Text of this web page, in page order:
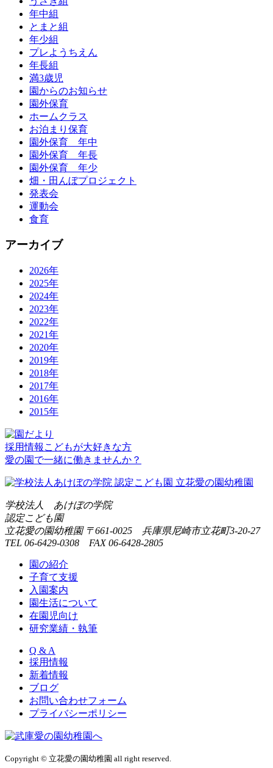
年中組
とまと組
年少組
プレようちえん
年長組
満3歳児
園からのお知らせ
園外保育
ホームクラス
お泊まり保育
園外保育 年中
園外保育 年長
園外保育 年少
畑・田んぼプロジェクト
発表会
運動会
食育
アーカイブ
2026年
2025年
2024年
2023年
2022年
2021年
2020年
2019年
2018年
2017年
2016年
2015年
採用情報 こどもが大好きな方
愛の園で一緒に働きませんか？
学校法人 あけぼの学院
認定こども園
立花愛の園幼稚園 〒661-0025 兵庫県尼崎市立花町3-20-27
TEL 06-6429-0308 FAX 06-6428-2805
園の紹介
子育て支援
入園案内
園生活について
在園児向け
研究業績・執筆
Q & A
採用情報
新着情報
ブログ
お問い合わせフォーム
プライバシーポリシー
Copyright © 立花愛の園幼稚園 all right reserved.